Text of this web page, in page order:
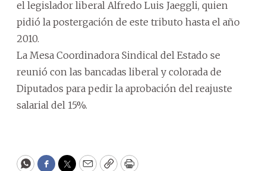
el legislador liberal Alfredo Luis Jaeggli, quien
pidió la postergación de este tributo hasta el año
2010.
La Mesa Coordinadora Sindical del Estado se
reunió con las bancadas liberal y colorada de
Diputados para pedir la aprobación del reajuste
salarial del 15%.